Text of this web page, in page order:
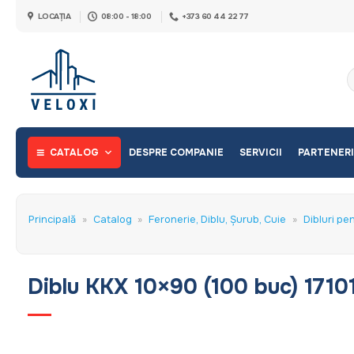
LOCAȚIA 08:00 - 18:00 +373 60 44 22 77
CATALOG DESPRE COMPANIE SERVICII PARTENERI
Principală » Catalog » Feronerie, Diblu, Șurub, Cuie » Dibluri
Diblu KKX 10×90 (100 buc)